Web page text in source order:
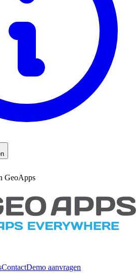
GeoApps
ContactDemo aanvragen